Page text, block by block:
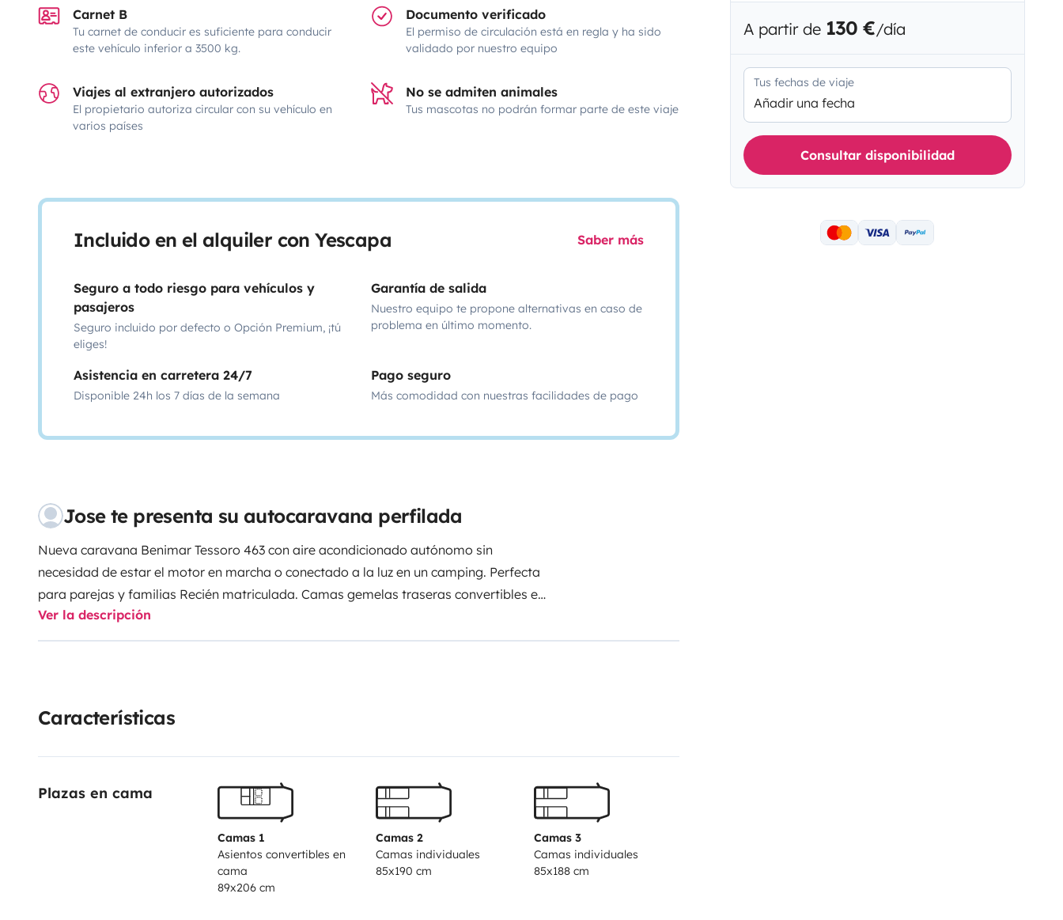
Carnet B
Tu carnet de conducir es suficiente para conducir
este vehículo inferior a 3500 kg.
Documento verificado
El permiso de circulación está en regla y ha sido
validado por nuestro equipo
Viajes al extranjero autorizados
El propietario autoriza circular con su vehículo en
varios países
No se admiten animales
Tus mascotas no podrán formar parte de este viaje
Incluido en el alquiler con Yescapa Saber más
Seguro a todo riesgo para vehículos y
pasajeros
Seguro incluido por defecto o Opción Premium, ¡tú
eliges!
Garantía de salida
Nuestro equipo te propone alternativas en caso de
problema en último momento.
Asistencia en carretera 24/7
Disponible 24h los 7 días de la semana
Pago seguro
Más comodidad con nuestras facilidades de pago
Jose te presenta su autocaravana perfilada
Nueva caravana Benimar Tessoro 463 con aire acondicionado autónomo sin
necesidad de estar el motor en marcha o conectado a la luz en un camping. Perfecta
para parejas y familias Recién matriculada. Camas gemelas traseras convertibles en
cama XXL más cama basculante eléctrica doble, baño con ducha independientes.
Nevera de 140l con congelador, cámara trasera con sensor de aparcamiento, toldo
ollas, menaje de cocina, mesa y sillas de camping.
Ver la descripción
Características
Plazas en cama
Camas 1
Asientos convertibles en
cama
89x206 cm
Camas 2
Camas individuales
85x190 cm
Camas 3
Camas individuales
85x188 cm
A partir de 130 €/día
Tus fechas de viaje
Añadir una fecha
Consultar disponibilidad